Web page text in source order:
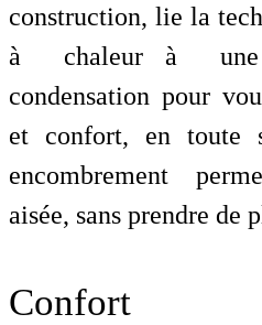
construction, lie la
à chaleur à une
condensation pour
et confort, en toute
encombrement
aisée, sans prendre de
Confort